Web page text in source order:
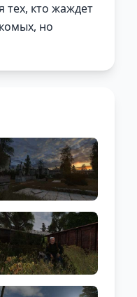
кто жаждет
но